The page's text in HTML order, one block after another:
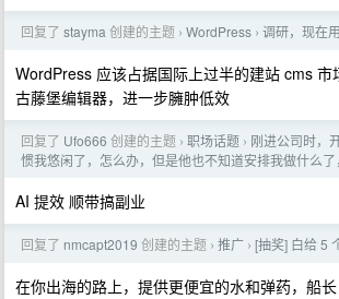
回复了 stayma 创建的主题 › WordPress › 调研，现在
WordPress 应该占据国际上过半的建站 cms
古藤堡编辑器，进一步臃肿低效
回复了 Ufo666 创建的主题 › 职场话题 › 刚进公司时，
惯我悠闲了，怎么办，但是他也不知道安排我做什么
AI 提效 顺带搞副业
回复了 nmcapt2019 创建的主题 › 推广 › [抽奖] 白给 5
在你出海的路上，提供更便宜的水和弹药，船